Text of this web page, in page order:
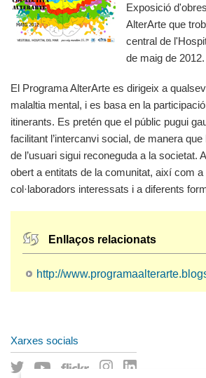
Exposició
AlterArte que
central de
de maig de 2012.
El Programa AlterArte es dirigeix a
malaltia mental, i es basa en la
itinerants. Es pretén que el públic pugui
facilitant l’intercanvi social, de manera
de l’usuari sigui reconeguda a la societat.
obert a entitats de la comunitat, així com
col·laboradors interessats i a diferents
Enllaços relacionats
http://
Xarxes socials